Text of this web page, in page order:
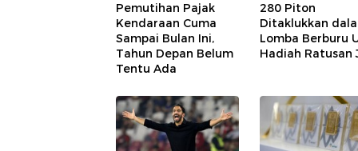
Pemutihan Pajak
Kendaraan Cuma
Sampai Bulan Ini,
Tahun Depan Belum
Tentu Ada
280 Piton
Ditaklukkan
Lomba Berburu
Hadiah Ratusan